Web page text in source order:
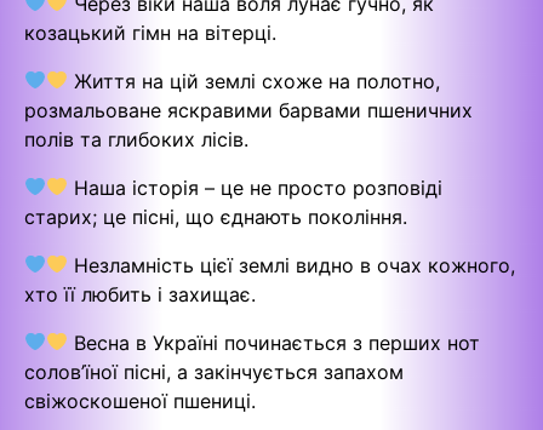
козацький гімн на вітерці.
Життя на цій землі схоже на полотно,
розмальоване яскравими барвами пшеничних
полів та глибоких лісів.
Наша історія – це не просто розповіді
старих; це пісні, що єднають покоління.
Незламність цієї землі видно в очах кожного,
хто її любить і захищає.
Весна в Україні починається з перших нот
солов’їної пісні, а закінчується запахом
свіжоскошеної пшениці.